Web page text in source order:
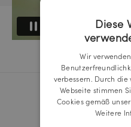
Reichl
A-
Diese
Wir
verbessern. Durch
Webseite stimmen
Cookies gemäß
Weitere